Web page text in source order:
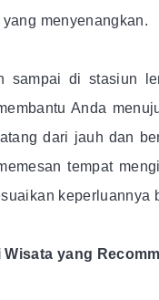
yang menyenangkan.
sampai di stasiun
Anda
dari jauh dan
tempat
keperluannya
Wisata yang